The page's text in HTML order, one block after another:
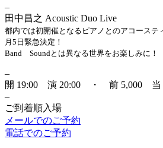
–
田中昌之 Acoustic Duo Live
都内では初開催となるピアノとのアコーステ
月5日緊急決定！
Band Soundとは異なる世界をお楽しみに！
–
開 19:00 演 20:00 ・ 前 5,000 当
–
ご到着順入場
メールでのご予約
電話でのご予約